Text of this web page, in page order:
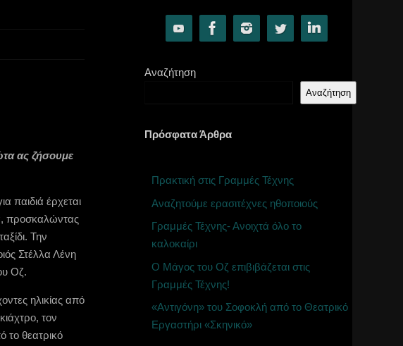
ας ζήσουμε
παιδιά έρχεται
προσκαλώντας
Την
Στέλλα Λένη
Οζ.
ηλικίας από
τον
το θεατρικό
Αναζήτηση
Αναζήτηση
Πρόσφατα Άρθρα
Πρακτική στις Γραμμές Τέχνης
Αναζητούμε ερασιτέχνες ηθοποιούς
Γραμμές Τέχνης- Ανοιχτά όλο το
καλοκαίρι
Ο Μάγος του Οζ επιβιβάζεται στις
Γραμμές Τέχνης!
«Αντιγόνη» του Σοφοκλή από το Θεατρικό
Εργαστήρι «Σκηνικό»